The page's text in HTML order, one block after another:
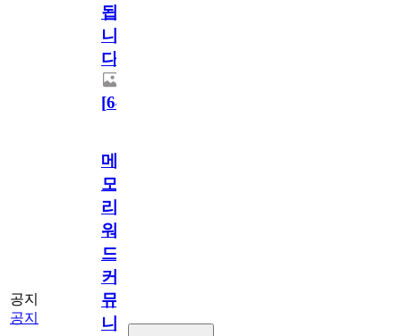
됩
니
다.
[64
공지
공지
메
모
리
워
드
커
뮤
니